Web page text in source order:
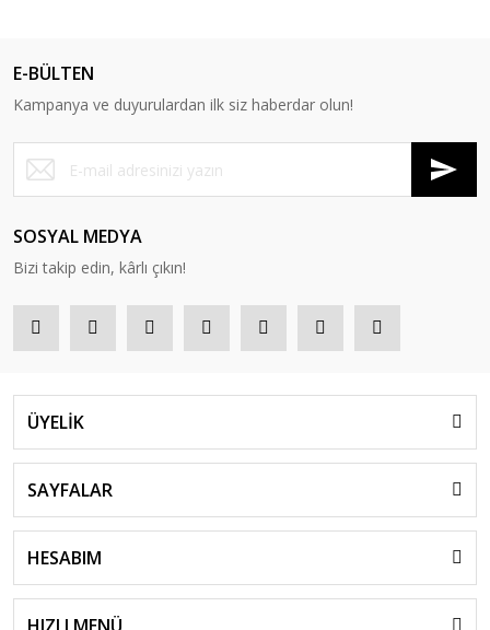
E-BÜLTEN
Kampanya ve duyurulardan ilk siz haberdar olun!
SOSYAL MEDYA
Bizi takip edin, kârlı çıkın!
ÜYELİK
SAYFALAR
HESABIM